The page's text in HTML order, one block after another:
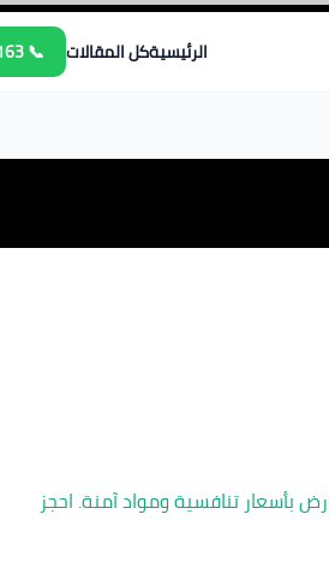
الرئيسيةكل المقالات 📞 01067626163
بأسعار تنافسية ومواد آمنة. احجز